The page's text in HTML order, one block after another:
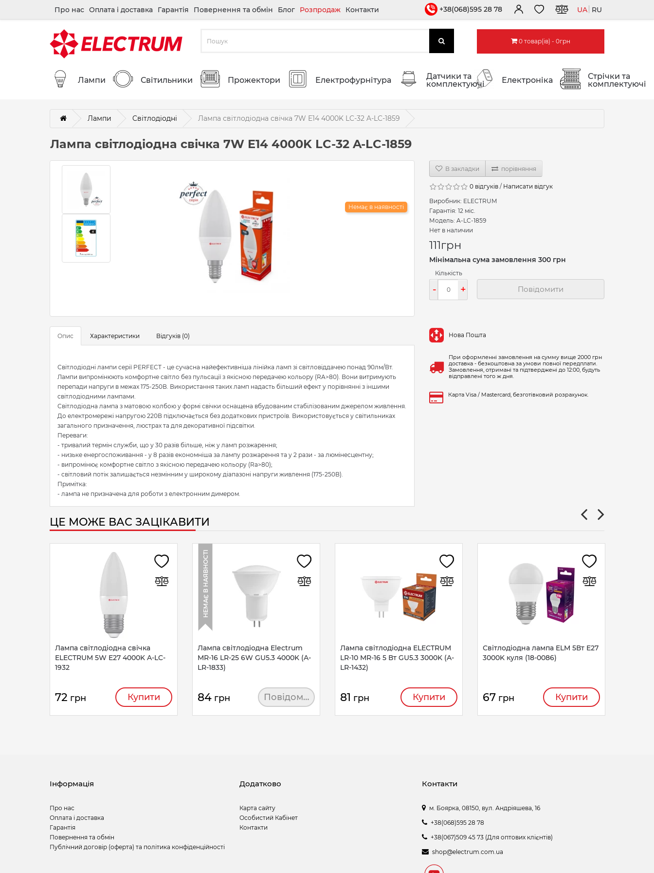
Про нас Оплата і доставка Гарантія Повернення та обмін Блог Розпродаж Контакти +38(068)595 28 78 UA RU
0 товар(ів) - 0грн
Лампи Світильники Прожектори Електрофурнітура
Датчики та
комплектуючі
Електроніка
Стрічки та
комплектуючі
Лампи Cвітлодіодні Лампа світлодіодна свічка 7W E14 4000K LC-32 A-LC-1859
Лампа світлодіодна свічка 7W E14 4000K LC-32 A-LC-1859
Немає в наявності
Опис Характеристики Відгуків (0)
Світлодіодні лампи серії PERFECT - це сучасна найефективніша лінійка ламп зі світловіддачею понад 90лм/Вт.
Лампи випромінюють комфортне світло без пульсації з якісною передачею кольору (RA>80). Вони витримують
перепади напруги в межах 175-250В. Використання таких ламп надасть більший ефект у порівнянні з іншими
світлодіодними лампами.
Світлодіодна лампа з матовою колбою у формі свічки оснащена вбудованим стабілізованим джерелом живлення.
До електромережі напругою 220В підключається без додаткових пристроїв. Використовується у світильниках
загального призначення, люстрах та для декоративної підсвітки.
Переваги:
- тривалий термін служби, що у 30 разів більше, ніж у ламп розжарення;
- низьке енергоспоживання - у 8 разів економніша за лампу розжарення та у 2 рази - за люмінесцентну;
- випромінює комфортне світло з якісною передачею кольору (Ra>80);
- світловий потік залишається незмінним у широкому діапазоні напруги живлення (175-250В).
Примітка:
- лампа не призначена для роботи з електронним димером.
В закладки порівняння
0 відгуків / Написати відгук
Виробник: ELECTRUM
Гарантія: 12 міс.
Модель: A-LC-1859
Нет в наличии
111грн
Мінімальна сума замовлення 300 грн
Кількість
- + Повідомити
Нова Пошта
При оформленні замовлення на сумму вище 2000 грн
доставка - безкоштовна за умови повної передплати.
Замовлення, отримані та підтверджені до 12:00, будуть
відправлені того ж дня.
Карта Visa / Mastercard, безготівковий розрахунок.
ЦЕ МОЖЕ ВАС ЗАЦІКАВИТИ
Лампа світлодіодна свічка
ELECTRUM 5W E27 4000K A-LC-
1932
72 грн Купити
Лампа світлодіодна Electrum
MR-16 LR-25 6W GU5.3 4000K (A-
LR-1833)
84 грн Повідомити
НЕМАЄ В НАЯВНОСТІ
Лампа світлодіодна ELECTRUM
LR-10 MR-16 5 Вт GU5.3 3000K (A-
LR-1432)
81 грн Купити
Світлодіодна лампа ELM 5Вт E27
3000K куля (18-0086)
67 грн Купити
Інформація
Про нас
Оплата і доставка
Гарантія
Повернення та обмін
Публічний договір (оферта) та політика конфіденційності
Додатково
Карта сайту
Особистий Кабінет
Контакти
Контакти
м. Боярка, 08150, вул. Андріяшева, 16
+38(068)595 28 78
+38(067)509 45 73 (Для оптових клієнтів)
shop@electrum.com.ua